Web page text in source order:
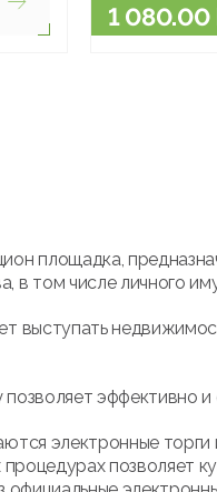
1 080.00
площадка,
в том числе личного
выступать
эффективно
электронные
позволяет